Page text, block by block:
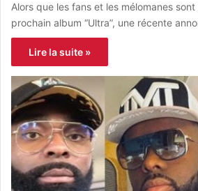
Alors que les fans et les mélomanes
prochain album “Ultra”, une récente
Lire la suite »